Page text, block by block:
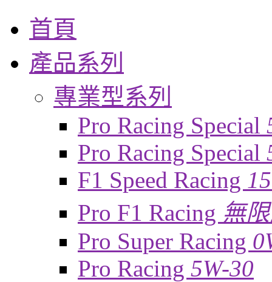
首頁
產品系列
專業型系列
Pro Racing Special
Pro Racing Special
F1 Speed Racing
Pro F1 Racing 無
Pro Super Racing
Pro Racing 5W-30